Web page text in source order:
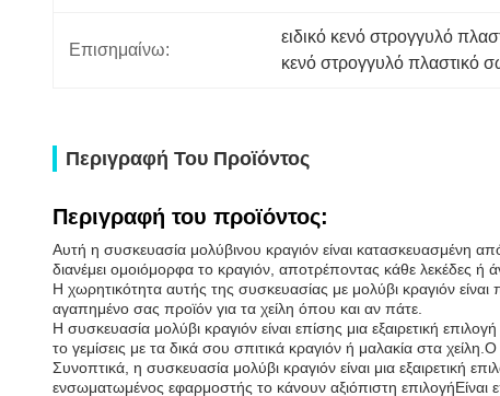
Επισημαίνω:
ειδικό κενό στρογγυλό
κενό στρογγυλό πλαστικό
Περιγραφή Του Προϊόντος
Περιγραφή του προϊόντος:
Αυτή η συσκευασία μολύβινου κραγιόν είναι κατασκευασμένη
διανέμει ομοιόμορφα το κραγιόν, αποτρέποντας κάθε λεκέδες ή
Η χωρητικότητα αυτής της συσκευασίας με μολύβι κραγιόν
αγαπημένο σας προϊόν για τα χείλη όπου και αν πάτε.
Η συσκευασία μολύβι κραγιόν είναι επίσης μια εξαιρετική
το γεμίσεις με τα δικά σου σπιτικά κραγιόν ή μαλακία στα
Συνοπτικά, η συσκευασία μολύβι κραγιόν είναι μια εξαιρετική
ενσωματωμένος εφαρμοστής το κάνουν αξιόπιστη